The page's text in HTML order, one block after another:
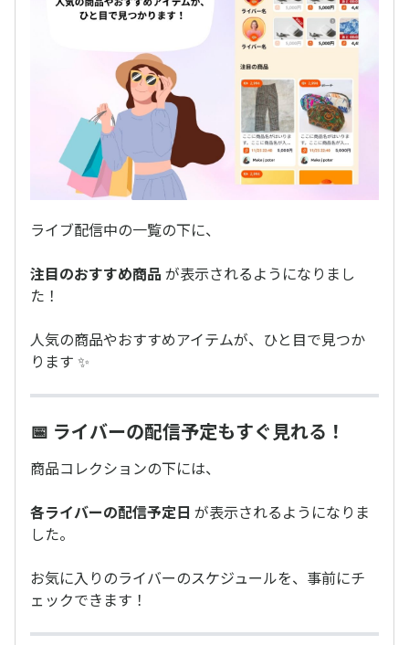
ライブ配信中の一覧の下に、
注目のおすすめ商品 が表示されるようになりまし
た！
人気の商品やおすすめアイテムが、ひと目で見つか
ります ✨
📅 ライバーの配信予定もすぐ見れる！
商品コレクションの下には、
各ライバーの配信予定日 が表示されるようになりま
した。
お気に入りのライバーのスケジュールを、事前にチ
ェックできます！